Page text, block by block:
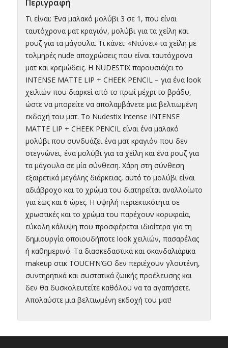
Περιγραφή
Τι είναι: Ένα μαλακό μολύβι 3 σε 1, που είναι
ταυτόχρονα ματ κραγιόν, μολύβι για τα χείλη και
ρουζ για τα μάγουλα. Τι κάνει: «Ντύνει» τα χείλη με
τολμηρές nude αποχρώσεις που είναι ταυτόχρονα
ματ και κρεμώδεις. Η NUDESTIX παρουσιάζει το
INTENSE MATTE LIP + CHEEK PENCIL – για ένα look
χειλιών που διαρκεί από το πρωί μέχρι το βράδυ,
ώστε να μπορείτε να απολαμβάνετε μια βελτιωμένη
εκδοχή του ματ. Το Nudestix Intense INTENSE
MATTE LIP + CHEEK PENCIL είναι ένα μαλακό
μολύβι που συνδυάζει ένα ματ κραγιόν που δεν
στεγνώνει, ένα μολύβι για τα χείλη και ένα ρουζ για
τα μάγουλα σε μία σύνθεση. Χάρη στη σύνθεση
εξαιρετικά μεγάλης διάρκειας, αυτό το μολύβι είναι
αδιάβροχο και το χρώμα του διατηρείται αναλλοίωτο
για έως και 6 ώρες. Η υψηλή περιεκτικότητα σε
χρωστικές και το χρώμα του παρέχουν κορυφαία,
εύκολη κάλυψη που προσφέρεται ιδιαίτερα για τη
δημιουργία οποιουδήποτε look χειλιών, πασαρέλας
ή καθημερινό. Τα διασκεδαστικά και σκανδαλιάρικα
makeup στικ TOUCH’N’GO δεν περιέχουν γλουτένη,
συντηρητικά και συστατικά ζωικής προέλευσης και
δεν θα δυσκολευτείτε καθόλου να τα αγαπήσετε.
Απολαύστε μια βελτιωμένη εκδοχή του ματ!